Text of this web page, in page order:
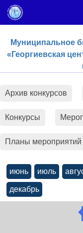
Skip to content
Муниципальное
«Георгиевская
Архив конкурсов
Конкурсы
Планы мероприятий
июнь июль
декабрь